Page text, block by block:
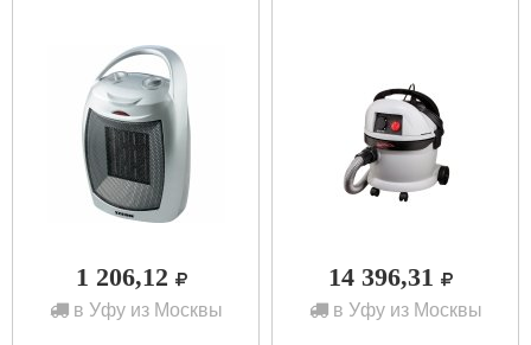
1 206,12
в Уфу из Москвы
14 396,31
в Уфу из Москвы